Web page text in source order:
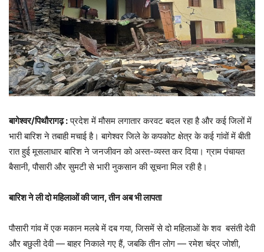
बागेश्वर/पिथौरागढ़ :प्रदेश में मौसम लगातार करवट बदल रहा है और कई जिलों में
भारी बारिश ने तबाही मचाई है। बागेश्वर जिले के कपकोट क्षेत्र के कई गांवों में बीती
रात हुई मूसलाधार बारिश ने जनजीवन को अस्त-व्यस्त कर दिया। ग्राम पंचायत
बैसानी, पौसारी और सुमटी से भारी नुकसान की सूचना मिल रही है।
बारिश ने ली दो महिलाओं की जान, तीन अब भी लापता
पौसारी गांव में एक मकान मलबे में दब गया, जिसमें से दो महिलाओं के शव बसंती देवी
और बछुली देवी — बाहर निकाले गए हैं, जबकि तीन लोग — रमेश चंद्र जोशी,